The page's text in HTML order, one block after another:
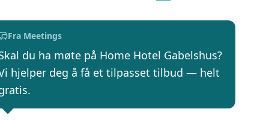
Fra Meetings
du ha møte på Home Hotel Gabelshus?
hjelper deg å få et tilpasset tilbud — helt